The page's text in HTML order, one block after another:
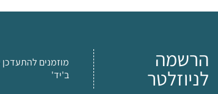
הרשמה
לניוזלטר
מוזמנים
ב'יד'